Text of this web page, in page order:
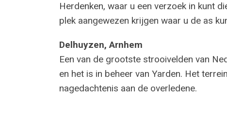
Herdenken, waar u een verzoek in kunt
plek aangewezen krijgen waar u de as
Delhuyzen, Arnhem
Een van de grootste strooivelden van
en het is in beheer van Yarden. Het
nagedachtenis aan de overledene.